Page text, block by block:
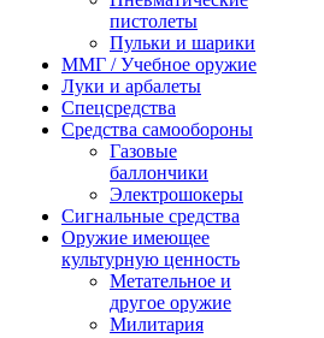
пистолеты
Пульки и шарики
ММГ / Учебное оружие
Луки и арбалеты
Спецсредства
Средства самообороны
Газовые
баллончики
Электрошокеры
Сигнальные средства
Оружие имеющее
культурную ценность
Метательное и
другое оружие
Милитария